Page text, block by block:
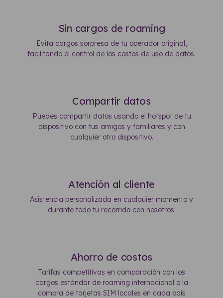
Sin cargos de roaming
Evita cargos sorpresa de tu operador original,
facilitando el control de los costos de uso de datos.
Compartir datos
Puedes compartir datos usando el hotspot de tu
dispositivo con tus amigos y familiares y con
cualquier otro dispositivo.
Atención al cliente
Asistencia personalizada en cualquier momento y
durante todo tu recorrido con nosotros.
Ahorro de costos
Tarifas competitivas en comparación con los
cargos estándar de roaming internacional o la
compra de tarjetas SIM locales en cada país